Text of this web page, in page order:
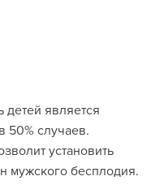
является
50% случаев.
установить
мужского бесплодия.